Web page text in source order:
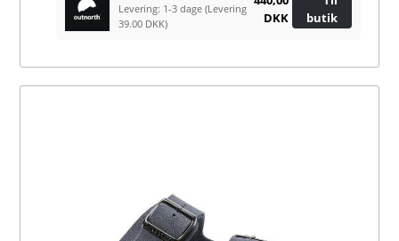
Levering: 1-3 dage(Levering
39.00 DKK)
DKK
butik